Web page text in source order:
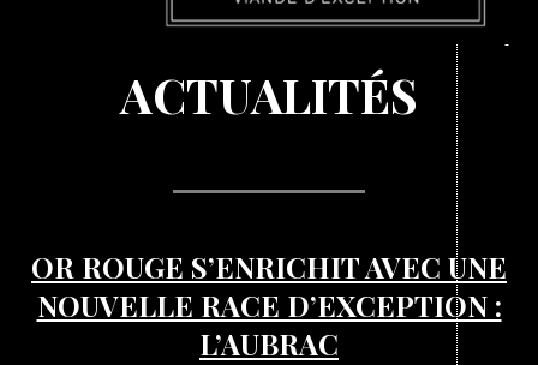
ACTUALITÉS
OR ROUGE S’ENRICHIT AVEC UNE
NOUVELLE RACE D’EXCEPTION :
L’AUBRAC